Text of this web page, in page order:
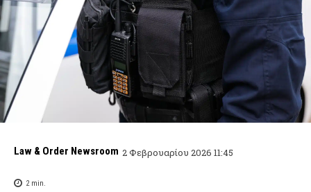
Law & Order Newsroom 2 Φεβρουαρίου 2026 11:45
2min.